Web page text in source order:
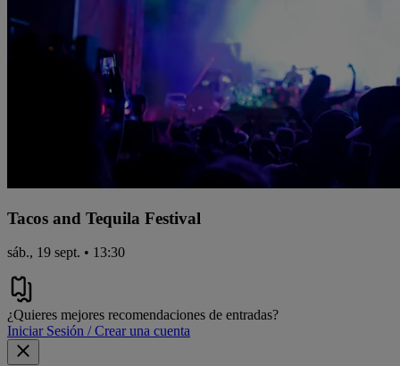
Tacos and Tequila Festival
sáb., 19 sept. • 13:30
¿Quieres mejores recomendaciones de entradas?
Iniciar Sesión / Crear una cuenta